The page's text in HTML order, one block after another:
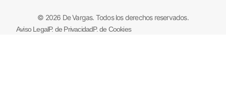
© 2026 De Vargas. Todos los derechos reservados.
Aviso LegalP. de PrivacidadP. de Cookies